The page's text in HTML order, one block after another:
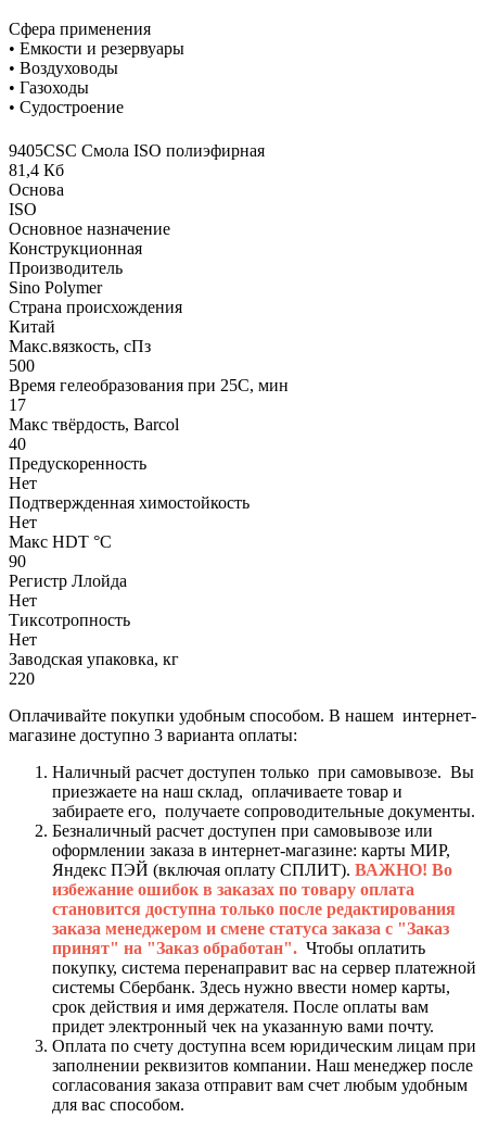
Сфера применения
• Емкости и резервуары
• Воздуховоды
• Газоходы
• Судостроение
9405CSC Смола ISO полиэфирная
81,4 Кб
Основа
ISO
Основное назначение
Конструкционная
Производитель
Sino Polymer
Страна происхождения
Китай
Макс.вязкoсть, сПз
500
Время гелеобразования при 25С, мин
17
Макс твёрдость, Barcol
40
Предускоренность
Нет
Подтвержденная химостойкость
Нет
Макс HDT °С
90
Регистр Ллойда
Нет
Тиксотропность
Нет
Заводская упаковка, кг
220
Оплачивайте покупки удобным способом. В нашем интернет-
магазине доступно 3 варианта оплаты:
Наличный расчет доступен только при самовывозе. Вы
приезжаете на наш склад, оплачиваете товар и
забираете его, получаете сопроводительные документы.
Безналичный расчет доступен при самовывозе или
оформлении заказа в интернет-магазине: карты МИР,
Яндекс ПЭЙ (включая оплату СПЛИТ). ВАЖНО! Во
избежание ошибок в заказах по товару оплата
становится доступна только после редактирования
заказа менеджером и смене статуса заказа с "Заказ
принят" на "Заказ обработан". Чтобы оплатить
покупку, система перенаправит вас на сервер платежной
системы Сбербанк. Здесь нужно ввести номер карты,
срок действия и имя держателя. После оплаты вам
придет электронный чек на указанную вами почту.
Оплата по счету доступна всем юридическим лицам при
заполнении реквизитов компании. Наш менеджер после
согласования заказа отправит вам счет любым удобным
для вас способом.